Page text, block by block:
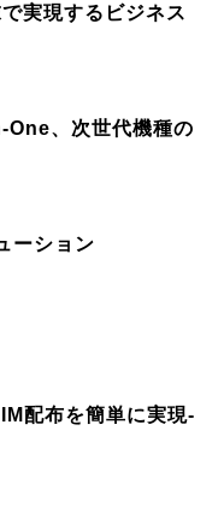
実現するビジネス
One、次世代機種の
ーション
配布を簡単に実現-